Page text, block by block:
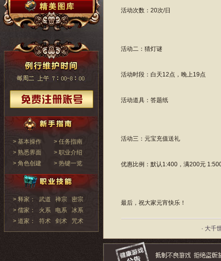
> 基本操作
> 任务指南
> 熟悉界面
> 职业介绍
> 角色创建
> 热键一览
> 释家： 武道 禅宗
密宗
> 儒家：
火系 电系
冰系
> 道家：
符术 剑术 咒术
活动次数：20次/日
活动二：猜灯谜
活动时段：白天12点，晚上19点
活动道具：答题纸
活动三：元宝充值送礼
优惠比例：默认1:400，满200元
最后，祝大家元宵快乐！
· 大千